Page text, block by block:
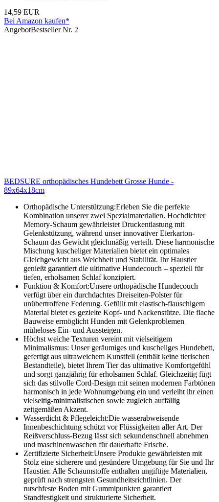
14,59 EUR
Bei Amazon kaufen*
AngebotBestseller Nr. 2
BEDSURE orthopädisches Hundebett Grosse Hunde -
89x64x18cm
Orthopädische Unterstützung:Erleben Sie die perfekte
Kombination unserer zwei Spezialmaterialien. Hochdichter
Memory-Schaum gewährleistet Druckentlastung mit
Gelenkstützung, während unser innovativer Eierkarton-
Schaum das Gewicht gleichmäßig verteilt. Diese harmonische
Mischung kuscheliger Materialien bietet ein optimales
Gleichgewicht aus Weichheit und Stabilität. Ihr Haustier
genießt garantiert die ultimative Hundecouch – speziell für
tiefen, erholsamen Schlaf konzipiert.
Funktion & Komfort:Unsere orthopädische Hundecouch
verfügt über ein durchdachtes Dreiseiten-Polster für
unübertroffene Federung. Gefüllt mit elastisch-flauschigem
Material bietet es gezielte Kopf- und Nackenstütze. Die flache
Bauweise ermöglicht Hunden mit Gelenkproblemen
müheloses Ein- und Aussteigen.
Höchst weiche Texturen vereint mit vielseitigem
Minimalismus: Unser geräumiges und kuscheliges Hundebett,
gefertigt aus ultraweichem Kunstfell (enthält keine tierischen
Bestandteile), bietet Ihrem Tier das ultimative Komfortgefühl
und sorgt ganzjährig für erholsamen Schlaf. Gleichzeitig fügt
sich das stilvolle Cord-Design mit seinen modernen Farbtönen
harmonisch in jede Wohnumgebung ein und verleiht ihr einen
vielseitig-minimalistischen sowie zugleich auffällig
zeitgemäßen Akzent.
Wasserdicht & Pflegeleicht:Die wasserabweisende
Innenbeschichtung schützt vor Flüssigkeiten aller Art. Der
Reißverschluss-Bezug lässt sich sekundenschnell abnehmen
und maschinenwaschen für dauerhafte Frische.
Zertifizierte Sicherheit:Unsere Produkte gewährleisten mit
Stolz eine sicherere und gesündere Umgebung für Sie und Ihr
Haustier. Alle Schaumstoffe enthalten ungiftige Materialien,
geprüft nach strengsten Gesundheitsrichtlinien. Der
rutschfeste Boden mit Gummipunkten garantiert
Standfestigkeit und strukturierte Sicherheit.